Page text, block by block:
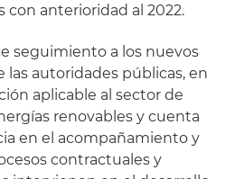
anterioridad al 2022.
seguimiento a los nuevos
autoridades públicas, en
aplicable al sector de
renovables y cuenta
en el acompañamiento y
contractuales y